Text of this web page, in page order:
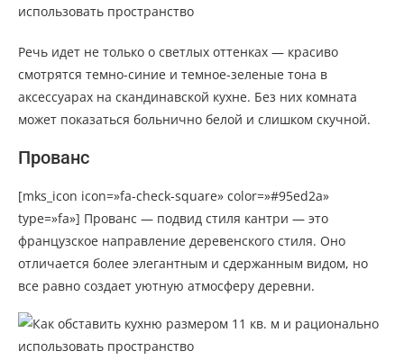
Речь идет не только о светлых оттенках — красиво
смотрятся темно-синие и темное-зеленые тона в
аксессуарах на скандинавской кухне. Без них комната
может показаться больнично белой и слишком скучной.
Прованс
[mks_icon icon=»fa-check-square» color=»#95ed2a»
type=»fa»] Прованс — подвид стиля кантри — это
французское направление деревенского стиля. Оно
отличается более элегантным и сдержанным видом, но
все равно создает уютную атмосферу деревни.